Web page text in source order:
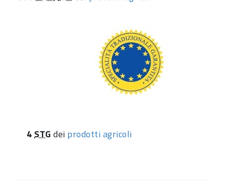
4STG dei prodotti agricoli